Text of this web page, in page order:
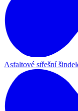
Asfaltové střešní